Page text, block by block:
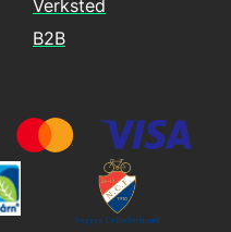
Verksted
B2B